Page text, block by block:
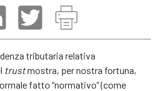
tributaria relativa
trustmostra, per nostra fortuna,
fatto “normativo” (come